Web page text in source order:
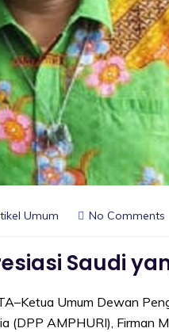
Umum No Comments
Saudi
Umum Dewan
(DPP AMPHURI), Firman